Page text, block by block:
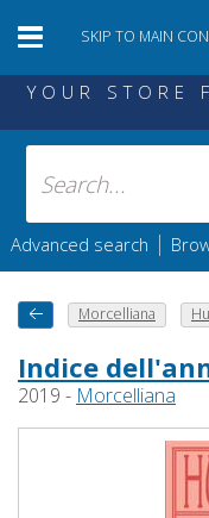
SKIP TO MAIN
YOUR STORE
Advanced search |
Morcelliana
Indice
2019 - Morcelliana